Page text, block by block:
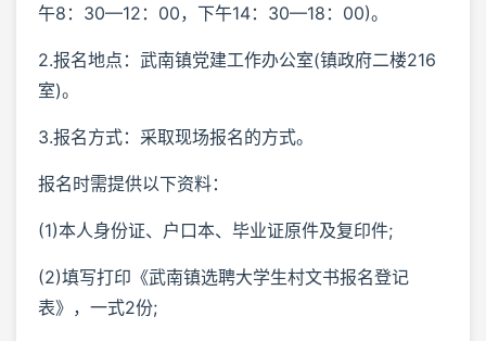
午8：30—12：00，下午14：30—18：00)。
2.报名地点：武南镇党建工作办公室(镇政府二楼216
室)。
3.报名方式：采取现场报名的方式。
报名时需提供以下资料：
(1)本人身份证、户口本、毕业证原件及复印件;
(2)填写打印《武南镇选聘大学生村文书报名登记
表》，一式2份;